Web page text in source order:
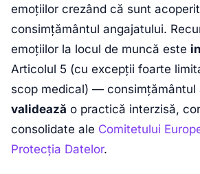
emoțiilor crezând că sunt
consimțământul angajatului.
emoțiilor la locul de muncă este
Articolul 5 (cu excepții foarte
scop medical) — consimțământul
validează o practică interzisă,
consolidate ale Comitetului
Protecția Datelor.